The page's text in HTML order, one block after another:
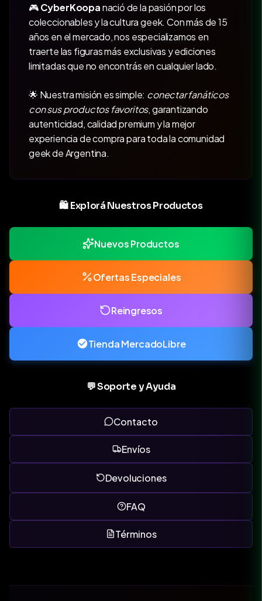
🎮CyberKoopanació de la pasión por los
coleccionables y la cultura geek. Con más de 15
años en el mercado, nos especializamos en
traerte las figuras más exclusivas y ediciones
limitadas que no encontrás en cualquier lado.
🌟 Nuestra misión es simple: conectar fanáticos
con sus productos favoritos, garantizando
autenticidad, calidad premium y la mejor
experiencia de compra para toda la comunidad
geek de Argentina.
🛍️ Explorá Nuestros Productos
Nuevos Productos
Ofertas Especiales
Reingresos
Tienda MercadoLibre
💬 Soporte y Ayuda
Contacto
Envíos
Devoluciones
FAQ
Términos